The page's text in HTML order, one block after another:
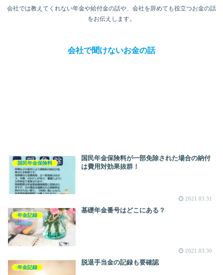
会社では教えてくれない年金や給付金の話や、会社を辞めても役立つお金の話
をお伝えします。
会社で聞けないお金の話
国民年金保険料
国民年金保険料が一部免除された場合の納付
は費用対効果抜群！
2021.03.31
年金記録
基礎年金番号はどこにある？
2021.03.30
年金記録
脱退手当金の記録も要確認